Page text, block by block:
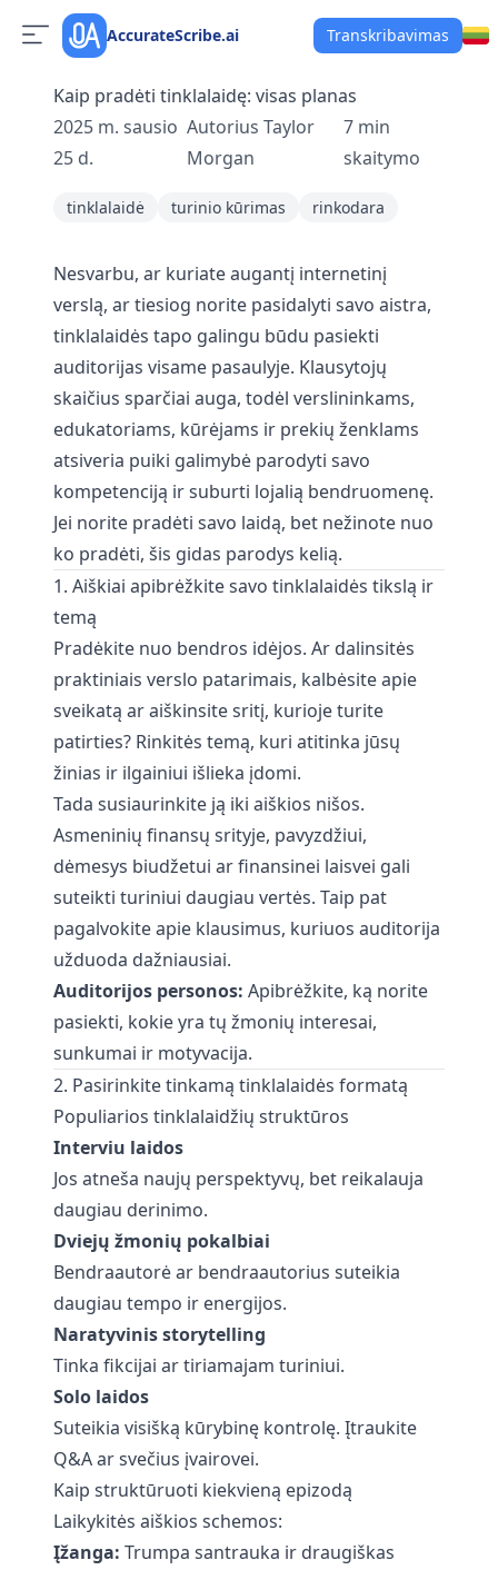
AccurateScribe.ai Transkribavimas
Kaip pradėti tinklalaidę: visas planas
2025 m. sausio
25 d.
Autorius Taylor
Morgan
7 min
skaitymo
tinklalaidė turinio kūrimas rinkodara
Nesvarbu, ar kuriate augantį internetinį
verslą, ar tiesiog norite pasidalyti savo aistra,
tinklalaidės tapo galingu būdu pasiekti
auditorijas visame pasaulyje. Klausytojų
skaičius sparčiai auga, todėl verslininkams,
edukatoriams, kūrėjams ir prekių ženklams
atsiveria puiki galimybė parodyti savo
kompetenciją ir suburti lojalią bendruomenę.
Jei norite pradėti savo laidą, bet nežinote nuo
ko pradėti, šis gidas parodys kelią.
1. Aiškiai apibrėžkite savo tinklalaidės tikslą ir
temą
Pradėkite nuo bendros idėjos. Ar dalinsitės
praktiniais verslo patarimais, kalbėsite apie
sveikatą ar aiškinsite sritį, kurioje turite
patirties? Rinkitės temą, kuri atitinka jūsų
žinias ir ilgainiui išlieka įdomi.
Tada susiaurinkite ją iki aiškios nišos.
Asmeninių finansų srityje, pavyzdžiui,
dėmesys biudžetui ar finansinei laisvei gali
suteikti turiniui daugiau vertės. Taip pat
pagalvokite apie klausimus, kuriuos auditorija
užduoda dažniausiai.
Auditorijos personos: Apibrėžkite, ką norite
pasiekti, kokie yra tų žmonių interesai,
sunkumai ir motyvacija.
2. Pasirinkite tinkamą tinklalaidės formatą
Populiarios tinklalaidžių struktūros
Interviu laidos
Jos atneša naujų perspektyvų, bet reikalauja
daugiau derinimo.
Dviejų žmonių pokalbiai
Bendraautorė ar bendraautorius suteikia
daugiau tempo ir energijos.
Naratyvinis storytelling
Tinka fikcijai ar tiriamajam turiniui.
Solo laidos
Suteikia visišką kūrybinę kontrolę. Įtraukite
Q&A ar svečius įvairovei.
Kaip struktūruoti kiekvieną epizodą
Laikykitės aiškios schemos:
Įžanga: Trumpa santrauka ir draugiškas